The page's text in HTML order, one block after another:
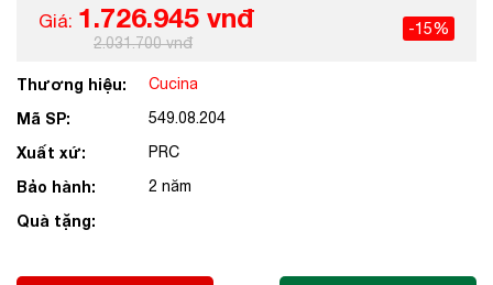
Giá: 1.726.945 vnđ
2.031.700 vnđ
-15%
Thương hiệu: Cucina
Mã SP: 549.08.204
Xuất xứ: PRC
Bảo hành: 2 năm
Quà tặng: